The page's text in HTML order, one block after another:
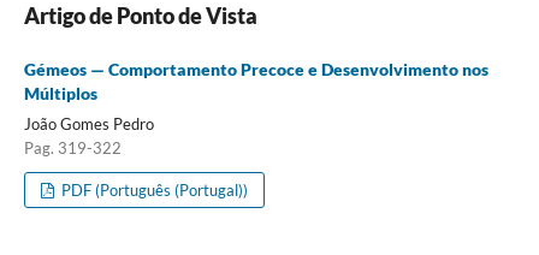
Artigo de Ponto de Vista
Gémeos — Comportamento Precoce e Desenvolvimento nos
Múltiplos
João Gomes Pedro
Pag. 319-322
PDF (Português (Portugal))